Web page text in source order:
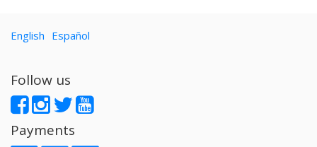
English Español
Follow us
Payments